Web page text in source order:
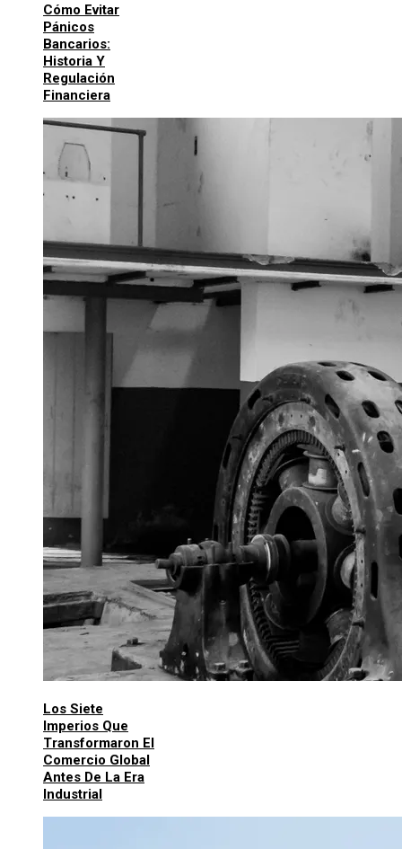
Cómo Evitar
Pánicos
Bancarios:
Historia Y
Regulación
Financiera
Los Siete
Imperios Que
Transformaron El
Comercio Global
Antes De La Era
Industrial